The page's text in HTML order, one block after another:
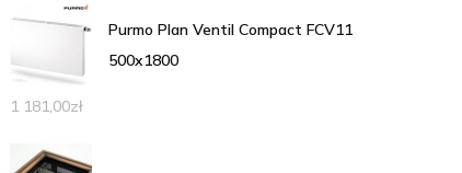
Purmo Plan Ventil Compact FCV11
500x1800
1 181,00zł